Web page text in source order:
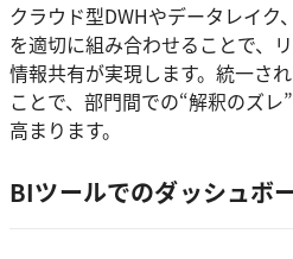
クラウド型DWHやデータレイク
を適切に組み合わせることで、
情報共有が実現します。統一さ
ことで、部門間での“解釈のズ
高まります。
BIツールでのダッシュボ